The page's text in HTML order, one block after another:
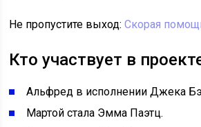
Не пропустите выход:Скорая
Кто участвует в
Альфред в исполнении Джека
Мартой стала Эмма Паэтц.